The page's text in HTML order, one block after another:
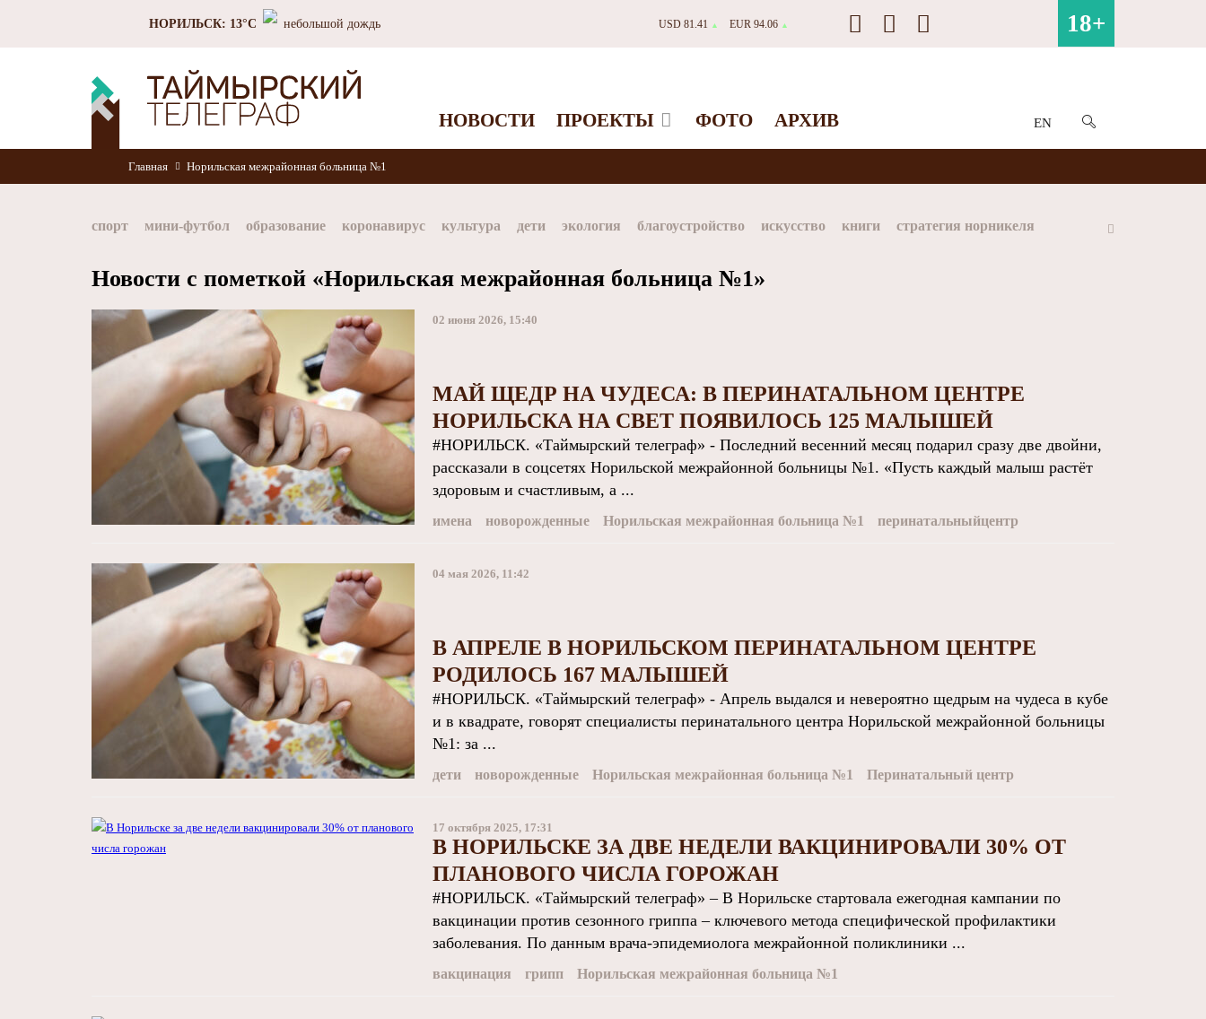
НОРИЛЬСК: 13°C небольшой дождь USD 81.41 ▲ EUR 94.06 ▲ 18+
НОВОСТИ ПРОЕКТЫ ФОТО АРХИВ EN
Главная Норильская межрайонная больница №1
спорт мини-футбол образование коронавирус культура дети экология благоустройство искусство книги стратегия норникеля
Новости с пометкой «Норильская межрайонная больница №1»
02 июня 2026, 15:40
МАЙ ЩЕДР НА ЧУДЕСА: В ПЕРИНАТАЛЬНОМ ЦЕНТРЕ
НОРИЛЬСКА НА СВЕТ ПОЯВИЛОСЬ 125 МАЛЫШЕЙ
#НОРИЛЬСК. «Таймырский телеграф» - Последний весенний месяц подарил сразу две двойни,
рассказали в соцсетях Норильской межрайонной больницы №1. «Пусть каждый малыш растёт
здоровым и счастливым, а ...
имена новорожденные Норильская межрайонная больница №1 перинатальныйцентр
04 мая 2026, 11:42
В АПРЕЛЕ В НОРИЛЬСКОМ ПЕРИНАТАЛЬНОМ ЦЕНТРЕ
РОДИЛОСЬ 167 МАЛЫШЕЙ
#НОРИЛЬСК. «Таймырский телеграф» - Апрель выдался и невероятно щедрым на чудеса в кубе
и в квадрате, говорят специалисты перинатального центра Норильской межрайонной больницы
№1: за ...
дети новорожденные Норильская межрайонная больница №1 Перинатальный центр
17 октября 2025, 17:31
В НОРИЛЬСКЕ ЗА ДВЕ НЕДЕЛИ ВАКЦИНИРОВАЛИ 30% ОТ
ПЛАНОВОГО ЧИСЛА ГОРОЖАН
#НОРИЛЬСК. «Таймырский телеграф» – В Норильске стартовала ежегодная кампании по
вакцинации против сезонного гриппа – ключевого метода специфической профилактики
заболевания. По данным врача-эпидемиолога межрайонной поликлиники ...
вакцинация грипп Норильская межрайонная больница №1